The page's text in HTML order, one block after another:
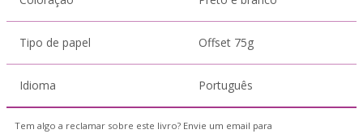
Tipo de papel Offset 75g
Idioma Português
Tem algo a reclamar sobre este livro? Envie um email para